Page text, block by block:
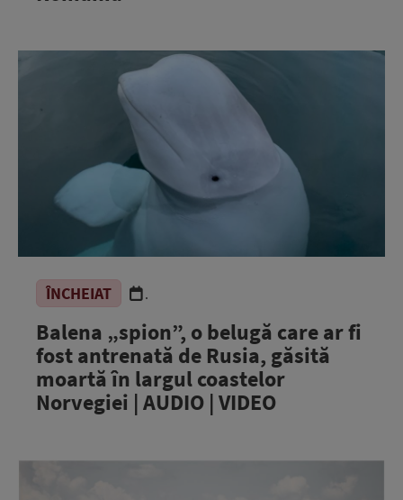
ÎNCHEIAT .
Balena „spion”, o belugă care ar fi
fost antrenată de Rusia, găsită
moartă în largul coastelor
Norvegiei | AUDIO | VIDEO